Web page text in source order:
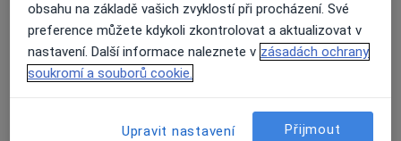
obsahu na základě vašich zvyklostí při procházení. Své
preference můžete kdykoli zkontrolovat a aktualizovat v
nastavení. Další informace naleznete v zásadách ochrany
soukromí a souborů cookie.
Upravit nastavení Přijmout